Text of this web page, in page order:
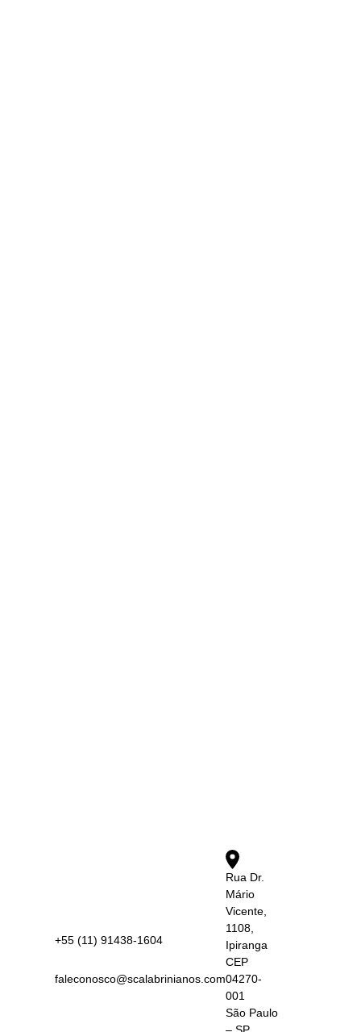
+55 (11) 91438-1604
faleconosco@scalabrinianos.com
Rua Dr.
Mário
Vicente,
1108,
Ipiranga
CEP
04270-
001
São Paulo